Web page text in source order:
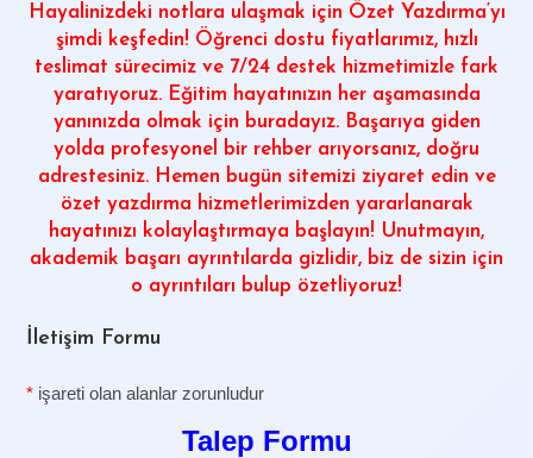
Hayalinizdeki notlara ulaşmak için Özet Yazdırma‘yı
şimdi keşfedin! Öğrenci dostu fiyatlarımız, hızlı
teslimat sürecimiz ve 7/24 destek hizmetimizle fark
yaratıyoruz. Eğitim hayatınızın her aşamasında
yanınızda olmak için buradayız. Başarıya giden
yolda profesyonel bir rehber arıyorsanız, doğru
adrestesiniz. Hemen bugün sitemizi ziyaret edin ve
özet yazdırma hizmetlerimizden yararlanarak
hayatınızı kolaylaştırmaya başlayın! Unutmayın,
akademik başarı ayrıntılarda gizlidir, biz de sizin için
o ayrıntıları bulup özetliyoruz!
İletişim Formu
* işareti olan alanlar zorunludur
Talep Formu